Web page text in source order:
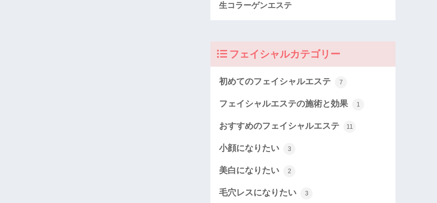
生コラーゲンエステ
フェイシャルカテゴリー
初めてのフェイシャルエステ 7
フェイシャルエステの施術と効果 1
おすすめのフェイシャルエステ 11
小顔になりたい 3
美白になりたい 2
毛穴レスになりたい 3